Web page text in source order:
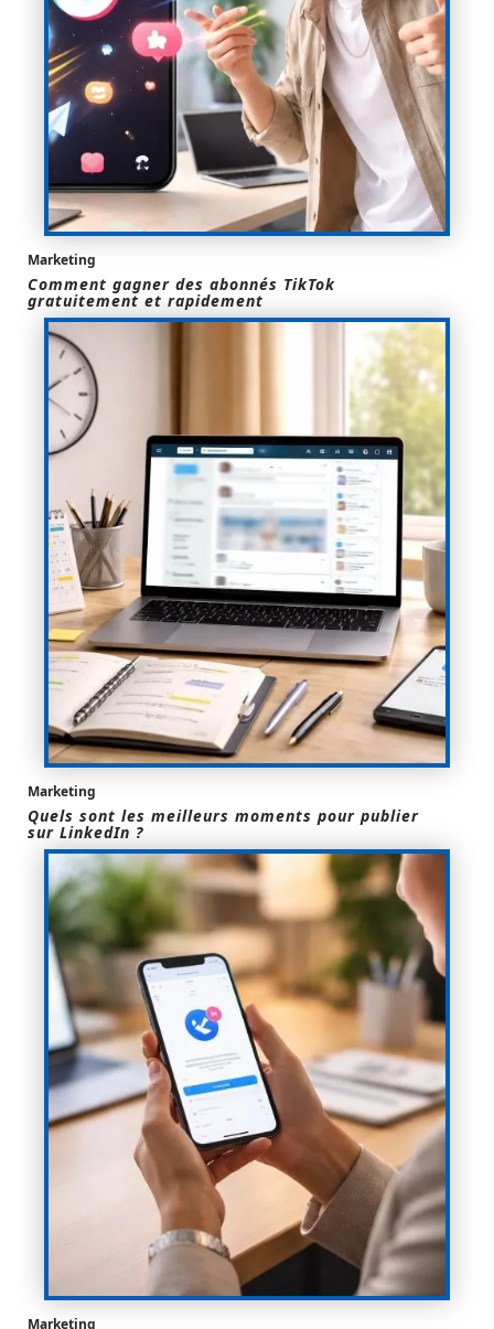
Marketing
Comment gagner des abonnés TikTok
gratuitement et rapidement
Marketing
Quels sont les meilleurs moments pour publier
sur LinkedIn ?
Marketing